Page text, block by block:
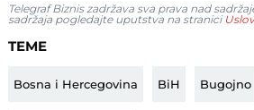
Telegraf Biznis zadržava sva prava nad
sadržaja pogledajte uputstva na stranici
TEME
Bosna i Hercegovina BiH Bugojno